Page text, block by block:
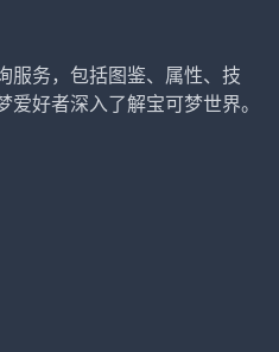
服务，包括图鉴、属性、技
好者深入了解宝可梦世界。